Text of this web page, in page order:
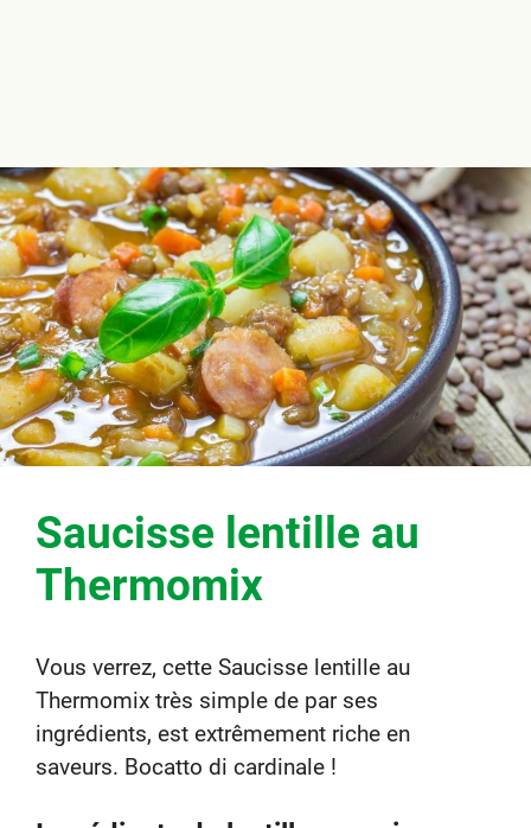
Saucisse lentille au
Thermomix
Vous verrez, cette Saucisse lentille au
Thermomix très simple de par ses
ingrédients, est extrêmement riche en
saveurs. Bocatto di cardinale !